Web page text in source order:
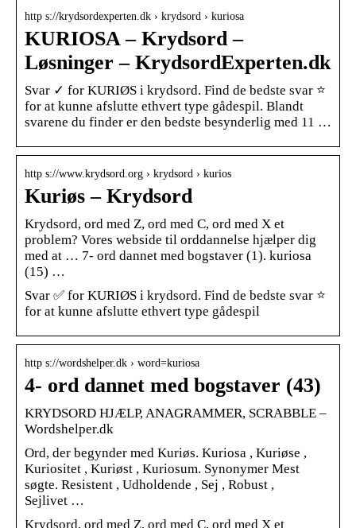
http s://krydsordexperten.dk › krydsord › kuriosa
KURIOSA – Krydsord –
Løsninger – KrydsordExperten.dk
Svar ✓ for KURIØS i krydsord. Find de bedste svar ⭐
for at kunne afslutte ethvert type gådespil. Blandt
svarene du finder er den bedste besynderlig med 11 …
http s://www.krydsord.org › krydsord › kurios
Kuriøs – Krydsord
Krydsord, ord med Z, ord med C, ord med X et
problem? Vores webside til orddannelse hjælper dig
med at … 7- ord dannet med bogstaver (1). kuriosa
(15) …
Svar ✅ for KURIØS i krydsord. Find de bedste svar ⭐
for at kunne afslutte ethvert type gådespil
http s://wordshelper.dk › word=kuriosa
4- ord dannet med bogstaver (43)
KRYDSORD HJÆLP, ANAGRAMMER, SCRABBLE –
Wordshelper.dk
Ord, der begynder med Kuriøs. Kuriosa , Kuriøse ,
Kuriositet , Kuriøst , Kuriosum. Synonymer Mest
søgte. Resistent , Udholdende , Sej , Robust ,
Sejlivet …
Krydsord, ord med Z, ord med C, ord med X et